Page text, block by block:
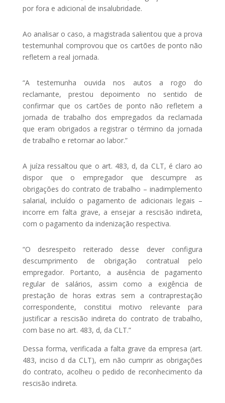
por fora e adicional de insalubridade.
Ao analisar o caso, a magistrada salientou que a prova
testemunhal comprovou que os cartões de ponto não
refletem a real jornada.
“A testemunha ouvida nos autos a rogo do
reclamante, prestou depoimento no sentido de
confirmar que os cartões de ponto não refletem a
jornada de trabalho dos empregados da reclamada
que eram obrigados a registrar o término da jornada
de trabalho e retornar ao labor.”
A juíza ressaltou que o art. 483, d, da CLT, é claro ao
dispor que o empregador que descumpre as
obrigações do contrato de trabalho – inadimplemento
salarial, incluído o pagamento de adicionais legais –
incorre em falta grave, a ensejar a rescisão indireta,
com o pagamento da indenização respectiva.
“O desrespeito reiterado desse dever configura
descumprimento de obrigação contratual pelo
empregador. Portanto, a ausência de pagamento
regular de salários, assim como a exigência de
prestação de horas extras sem a contraprestação
correspondente, constitui motivo relevante para
justificar a rescisão indireta do contrato de trabalho,
com base no art. 483, d, da CLT.”
Dessa forma, verificada a falta grave da empresa (art.
483, inciso d da CLT), em não cumprir as obrigações
do contrato, acolheu o pedido de reconhecimento da
rescisão indireta.